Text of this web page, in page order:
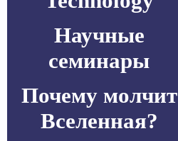
Научные
семинары
Почему молчит
Вселенная?